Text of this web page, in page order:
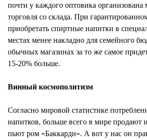
почти у каждого оптовика организована
торговля со склада. При
приобретать спиртные напитки в
местах менее накладно для семейного
обычных магазинах за то же самое
15-20% больше.
Винный космополитизм
Согласно мировой статистике
напитков, больше всего в мире продают
пьют ром «Баккарди». А вот у нас он